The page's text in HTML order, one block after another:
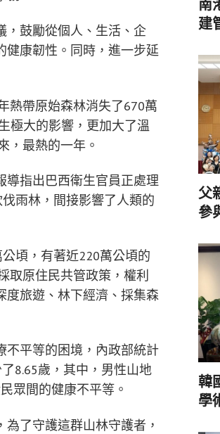
，鼓勵從個人、生活、企
健康韌性。同時，進一步延
熱帶原始森林消失了670萬
極大的影響，更加大了溫
，最熱的一年。
導指出巴西衛生官員正處理
雨林，間接影響了人類的
頃，有著近220萬公頃的
取原住民共管政策，權利
度旅遊、林下經濟、採集森
不平等的困境，內政部統計
8.65歲，其中，男性山地
眾間的健康不平等。
了守護這群山林守護者，
南
建
父
參
韓
學